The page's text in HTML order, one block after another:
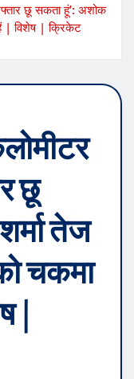
छू सकता हूं’: अशोक
हैं | विशेष | क्रिकेट
छू
तेज
चकमा
|